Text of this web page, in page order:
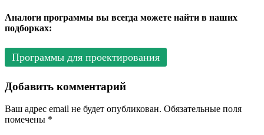
Аналоги программы вы всегда можете найти в наших
подборках:
Программы для проектирования
Добавить комментарий
Ваш адрес email не будет опубликован. Обязательные поля
помечены *